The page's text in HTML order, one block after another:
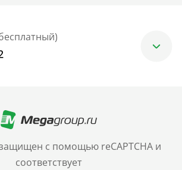
с помощью reCAPTCHA и
соответствует
10
33